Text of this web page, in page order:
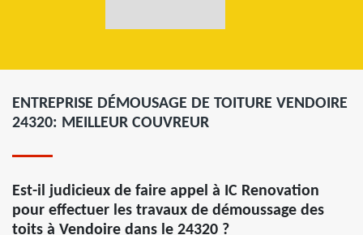
ENTREPRISE DÉMOUSAGE DE TOITURE VENDOIRE
24320: MEILLEUR COUVREUR
Est-il judicieux de faire appel à IC Renovation
pour effectuer les travaux de démoussage des
toits à Vendoire dans le 24320 ?